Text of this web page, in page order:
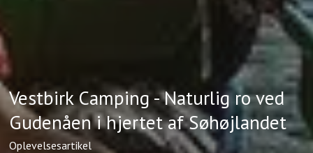
Vestbirk Camping - Naturlig ro ved
Gudenåen i hjertet af Søhøjlandet
Oplevelsesartikel